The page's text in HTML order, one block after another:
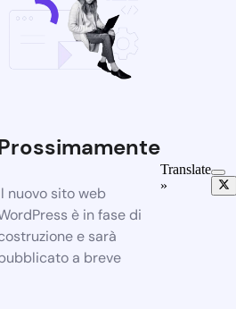
nuovo sito web
è in fase di
e sarà
a breve
Translate
»